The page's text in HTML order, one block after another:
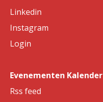
Linkedin
Instagram
Login
Evenementen Kalender
Rss feed